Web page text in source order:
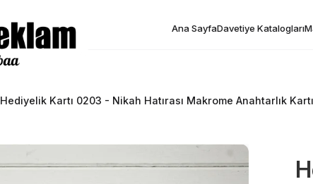
Ana SayfaDavetiye Katalogları
Hediyelik Kartı 0203 - Nikah Hatırası Makrome Anahtarlık Kartı